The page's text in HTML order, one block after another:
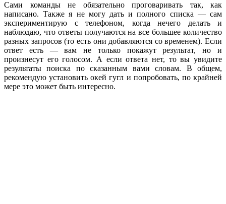
Сами команды не обязательно проговаривать так, как
написано. Также я не могу дать и полного списка — сам
экспериментирую с телефоном, когда нечего делать и
наблюдаю, что ответы получаются на все большее количество
разных запросов (то есть они добавляются со временем). Если
ответ есть — вам не только покажут результат, но и
произнесут его голосом. А если ответа нет, то вы увидите
результаты поиска по сказанным вами словам. В общем,
рекомендую установить окей гугл и попробовать, по крайней
мере это может быть интересно.